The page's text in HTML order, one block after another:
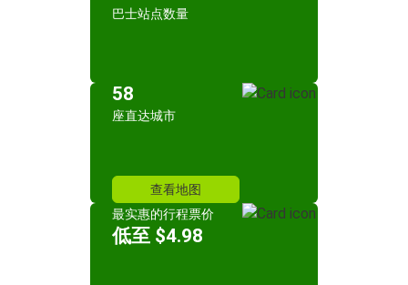
巴士站点数量
58
座直达城市
查看地图
最实惠的行程票价
低至 $4.98